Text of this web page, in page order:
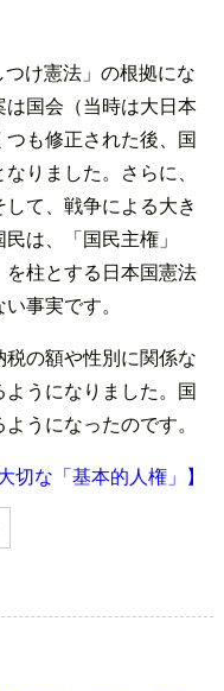
け憲法」の根拠にな
国会（当時は大日本
も修正された後、国
りました。さらに、
て、戦争による大き
は、「国民主権」
を柱とする日本国憲法
事実です。
税の額や性別に関係な
うになりました。国
うになったのです。
切な「基本的人権」】